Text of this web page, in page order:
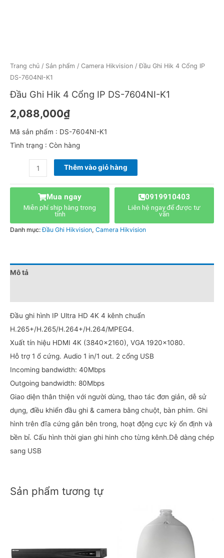
Trang chủ / Sản phẩm / Camera Hikvision / Đầu Ghi Hik 4 Cổng IP
DS-7604NI-K1
Đầu Ghi Hik 4 Cổng IP DS-7604NI-K1
2,088,000₫
Mã sản phẩm : DS-7604NI-K1
Tình trạng : Còn hàng
Thêm vào giỏ hàng
Mua ngay
Miễn phí ship hàng trong
tỉnh
0919910403
Liên hệ ngay để được tư
vấn
Danh mục:Đầu Ghi Hikvision, Camera Hikvision
Mô tả
Đầu ghi hình IP Ultra HD 4K 4 kênh chuẩn
H.265+/H.265/H.264+/H.264/MPEG4.
Xuất tín hiệu HDMI 4K (3840×2160), VGA 1920×1080.
Hỗ trợ 1 ổ cứng. Audio 1 in/1 out. 2 cổng USB
Incoming bandwidth: 40Mbps
Outgoing bandwidth: 80Mbps
Giao diện thân thiện với người dùng, thao tác đơn giản, dễ sử
dụng, điều khiển đầu ghi & camera bằng chuột, bàn phím. Ghi
hình trên đĩa cứng gắn bên trong, hoạt động cực kỳ ổn định và
bền bỉ. Cấu hình thời gian ghi hinh cho từng kênh.Dễ dàng chép
sang USB
Sản phẩm tương tự